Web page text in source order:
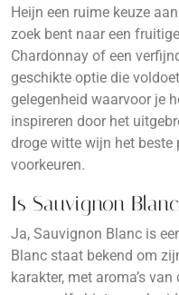
Heijn een ruime keuze
zoek bent naar een
Chardonnay of een
geschikte optie die
gelegenheid waarvoor je
inspireren door het
droge witte wijn het
voorkeuren.
Is Sauvignon
Ja, Sauvignon Blanc is
Blanc staat bekend om
karakter, met aroma’s